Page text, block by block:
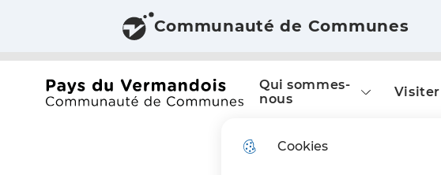
Cookies
Aller au menu Aller à la recherche Aller au contenu principal
Communauté de Communes
Office du tourisme du Pays du Vermandois
N
v
Qui sommes-
nous
Visiter